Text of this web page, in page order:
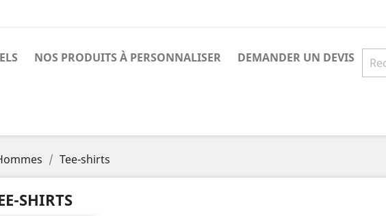
NOS PRODUITS À PERSONNALISER DEMANDER UN DEVIS
Tee-shirts
SHIRTS